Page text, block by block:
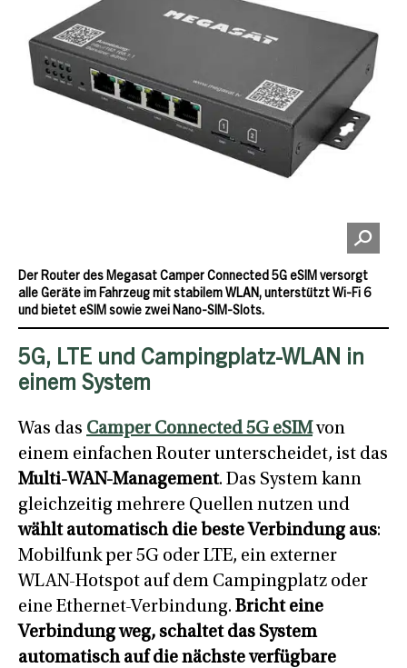
5G, LTE und Campingplatz-WLAN in
einem System
Was das Camper Connected 5G eSIMvon
einem einfachen Router unterscheidet, ist das
Multi-WAN-Management. Das System kann
gleichzeitig mehrere Quellen nutzen und
wählt automatisch die beste Verbindung aus:
Mobilfunk per 5G oder LTE, ein externer
WLAN-Hotspot auf dem Campingplatz oder
eine Ethernet-Verbindung. Bricht eine
Verbindung weg, schaltet das System
automatisch auf die nächste verfügbare
Der Router des Megasat Camper Connected 5G eSIM versorgt
alle Geräte im Fahrzeug mit stabilem WLAN, unterstützt Wi-Fi 6
und bietet eSIM sowie zwei Nano-SIM-Slots.